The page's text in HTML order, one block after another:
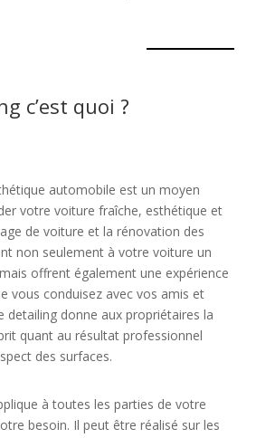
c’est quoi ?
automobile est un moyen
votre voiture fraîche, esthétique et
de voiture et la rénovation des
non seulement à votre voiture un
offrent également une expérience
vous conduisez avec vos amis et
detailing donne aux propriétaires la
quant au résultat professionnel
des surfaces.
à toutes les parties de votre
besoin. Il peut être réalisé sur les